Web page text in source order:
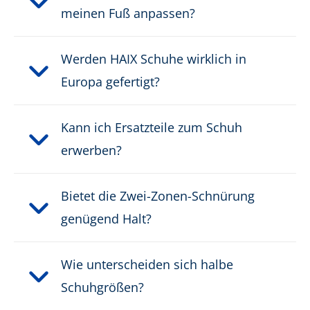
TEX
Gewicht pro Schuh:
Innenmaterial:
Webpelz, GORE-TEX®
meinen Fuß anpassen?
Werden HAIX Schuhe wirklich in
Europa gefertigt?
Kann ich Ersatzteile zum Schuh
erwerben?
Bietet die Zwei-Zonen-Schnürung
genügend Halt?
Wie unterscheiden sich halbe
Schuhgrößen?